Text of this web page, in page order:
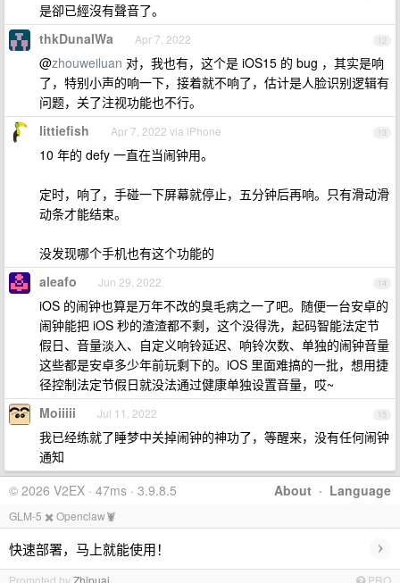
是卻已經沒有聲音了。
12
thkDunalWa Apr 7, 2022
@zhouweiluan 对，我也有，这个是 iOS15 的 bug ，其实是响
了，特别小声的响一下，接着就不响了，估计是人脸识别逻辑有
问题，关了注视功能也不行。
13
littiefish Apr 7, 2022 via iPhone
10 年的 defy 一直在当闹钟用。
定时，响了，手碰一下屏幕就停止，五分钟后再响。只有滑动滑
动条才能结束。
没发现哪个手机也有这个功能的
14
aleafo Jun 29, 2022
iOS 的闹钟也算是万年不改的臭毛病之一了吧。随便一台安卓的
闹钟能把 iOS 秒的渣渣都不剩，这个没得洗，起码智能法定节
假日、音量淡入、自定义响铃延迟、响铃次数、单独的闹钟音量
这些都是安卓多少年前玩剩下的。iOS 里面难搞的一批，想用捷
径控制法定节假日就没法通过健康单独设置音量，哎~
15
Moiiiii Jul 11, 2022
我已经练就了睡梦中关掉闹钟的神功了，等醒来，没有任何闹钟
通知
About · Language
© 2026 V2EX · 47ms · 3.9.8.5
GLM-5 ✖️ Openclaw🦞
快速部署，马上就能使用！ ›
Promoted byZhipuai PRO